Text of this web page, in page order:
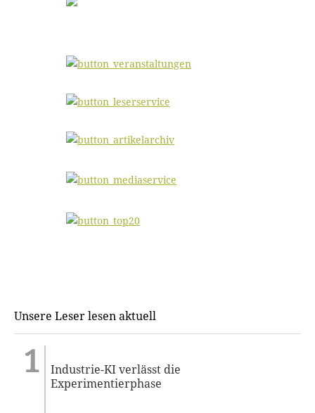
Unsere Leser lesen aktuell
Industrie-KI verlässt die
Experimentierphase